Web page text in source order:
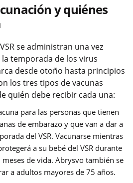
y quiénes
se administran una vez
temporada de los virus
desde otoño hasta principios
los tres tipos de vacunas
quién debe recibir cada una:
para las personas que tienen
de embarazo y que van a dar a
del VSR. Vacunarse mientras
a su bebé del VSR durante
de vida. Abrysvo también se
a adultos mayores de 75 años.